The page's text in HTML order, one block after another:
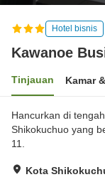
Hotel bisnis
Kawanoe
Tinjauan Kamar
Hancurkan di
Shikokuchuo yang
11.
Kota